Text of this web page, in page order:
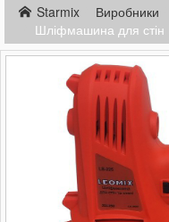
Starmix Виробники
Шліфмашина для